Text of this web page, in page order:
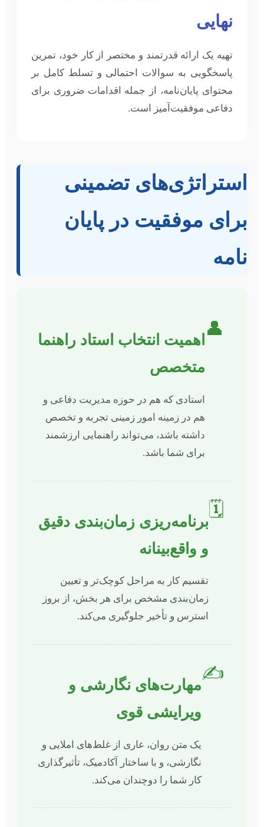
نهایی
تهیه یک ارائه قدرتمند و مختصر از کار خود، تمرین
پاسخگویی به سوالات احتمالی و تسلط کامل بر
محتوای پایان‌نامه، از جمله اقدامات ضروری برای
دفاعی موفقیت‌آمیز است.
استراتژی‌های تضمینی
برای موفقیت در پایان
نامه
👤
اهمیت انتخاب استاد راهنما
متخصص
استادی که هم در حوزه مدیریت دفاعی و
هم در زمینه امور زمینی تجربه و تخصص
داشته باشد، می‌تواند راهنمایی ارزشمند
برای شما باشد.
🗓️
برنامه‌ریزی زمان‌بندی دقیق
و واقع‌بینانه
تقسیم کار به مراحل کوچک‌تر و تعیین
زمان‌بندی مشخص برای هر بخش، از بروز
استرس و تأخیر جلوگیری می‌کند.
✍️
مهارت‌های نگارشی و
ویرایشی قوی
یک متن روان، عاری از غلط‌های املایی و
نگارشی، و با ساختار آکادمیک، تأثیرگذاری
کار شما را دوچندان می‌کند.